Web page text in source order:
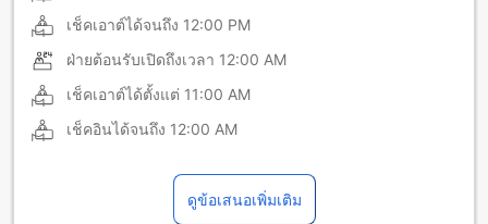
เช็คเอาต์ได้จนถึง 12:00 PM
ฝ่ายต้อนรับเปิดถึงเวลา 12:00 AM
เช็คเอาต์ได้ตั้งแต่ 11:00 AM
เช็คอินได้จนถึง 12:00 AM
ดูข้อเสนอเพิ่มเติม